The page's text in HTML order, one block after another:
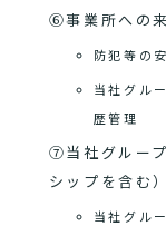
⑥事業所への
防犯等の
当社グル
歴管理
⑦当社グルー
シップを含む
当社グル